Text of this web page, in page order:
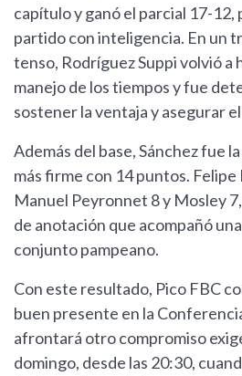
capítulo y ganó el parcial 17-12,
partido con inteligencia. En un
tenso, Rodríguez Suppi volvió a
manejo de los tiempos y fue
sostener la ventaja y asegurar
Además del base, Sánchez fue
más firme con 14 puntos. Felipe
Manuel Peyronnet 8 y Mosley
de anotación que acompañó
conjunto pampeano.
Con este resultado, Pico FBC
buen presente en la
afrontará otro compromiso
domingo, desde las 20:30,